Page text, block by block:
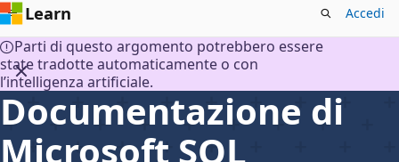
Learn Accedi
Parti di questo argomento potrebbero essere
state tradotte automaticamente o con
l’intelligenza artificiale.
Documentazione di
Microsoft SQL